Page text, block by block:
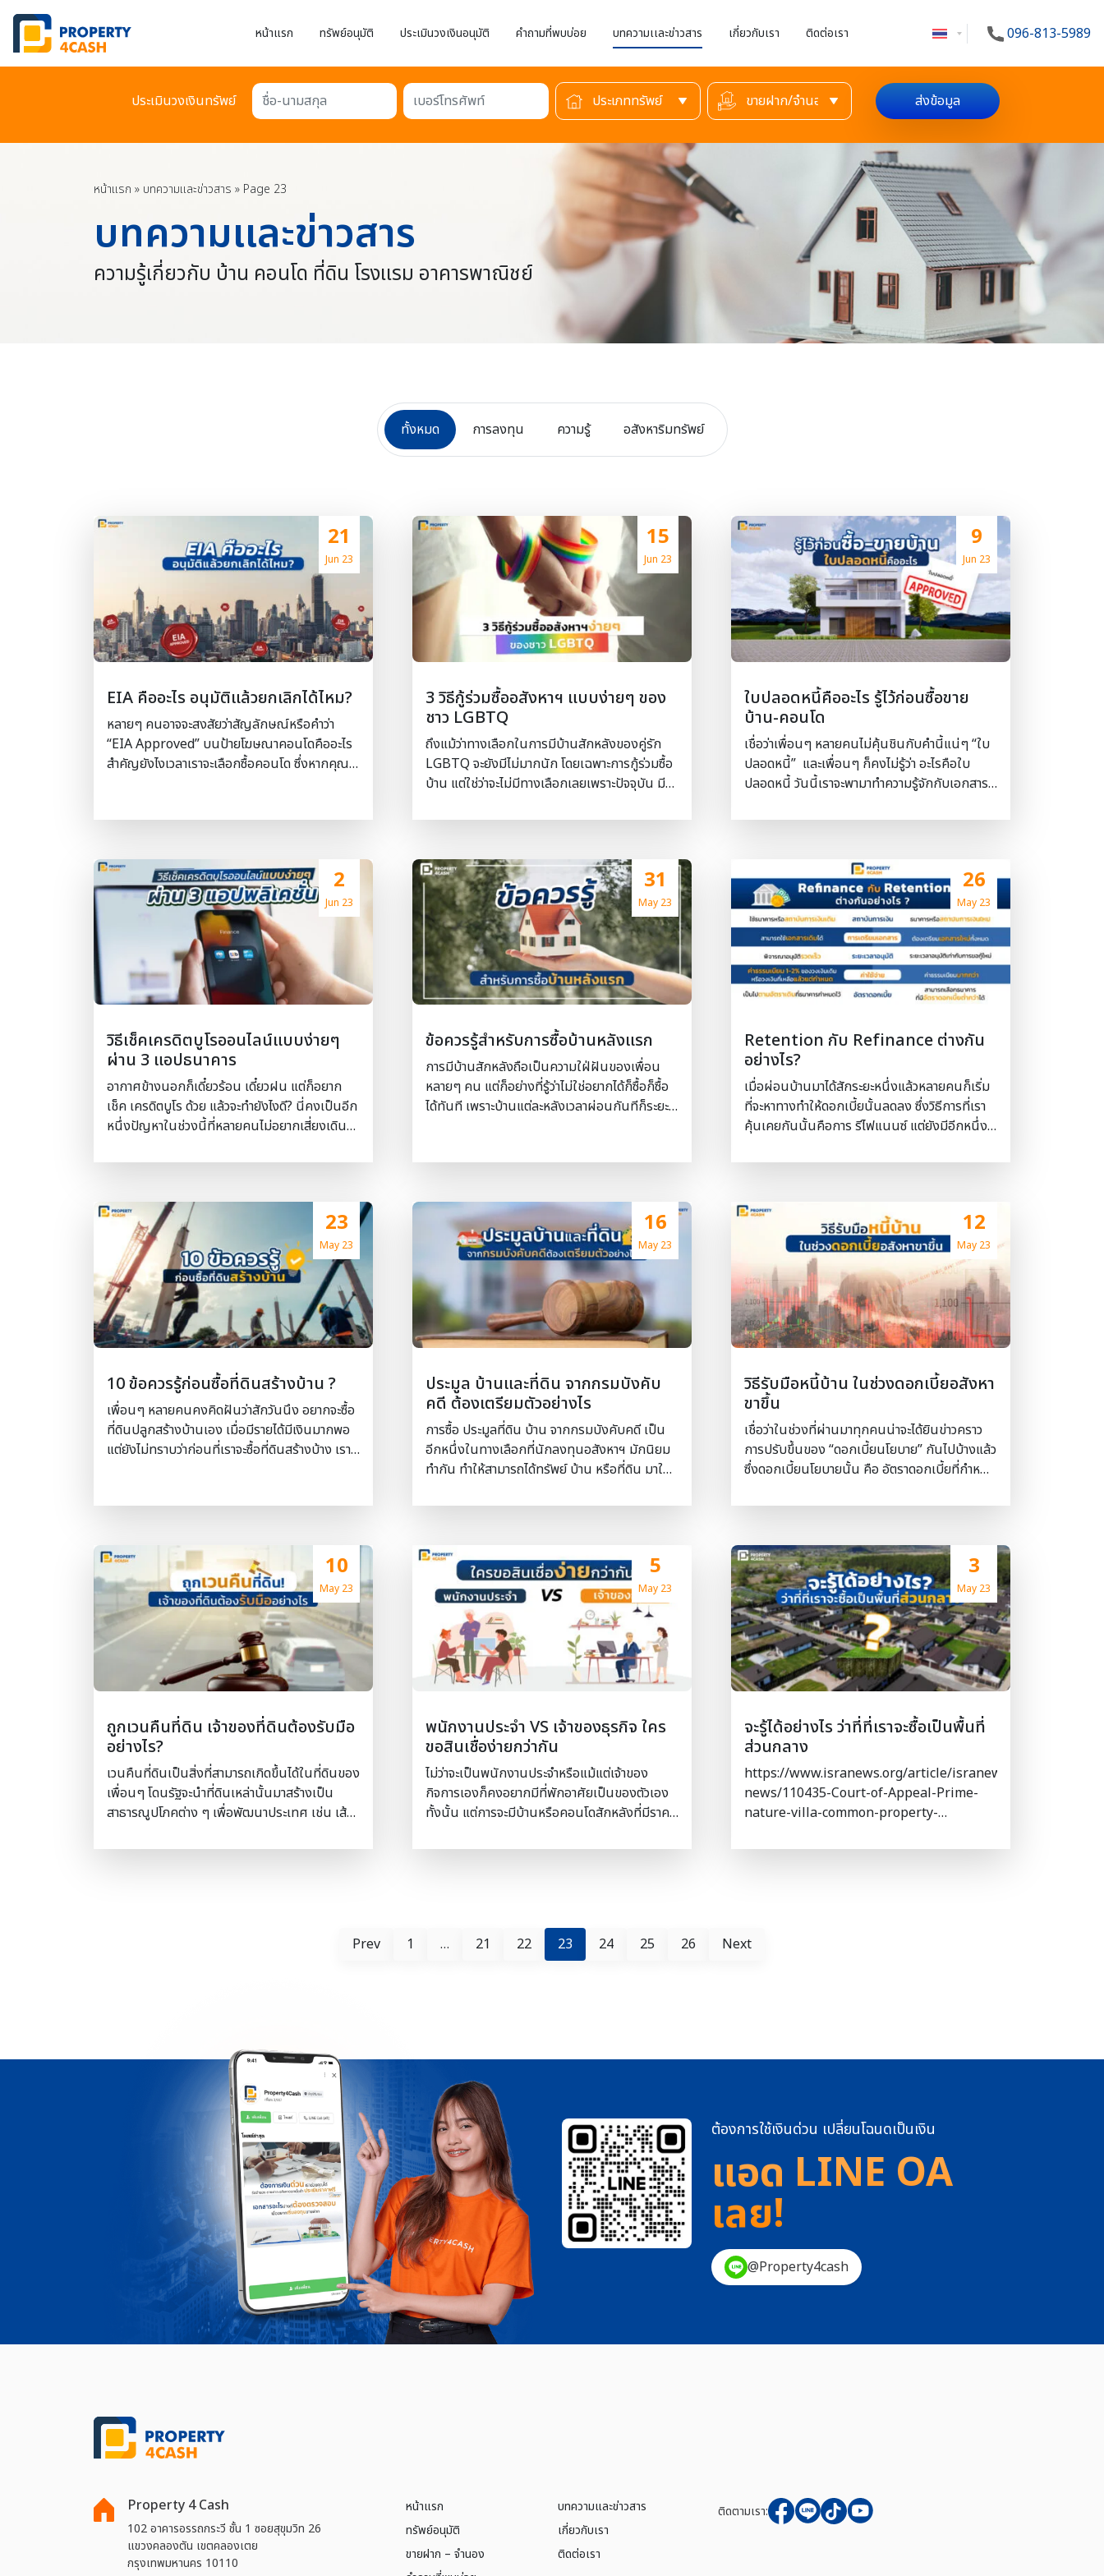
หน้าแรก ทรัพย์อนุมัติ ประเมินวงเงินอนุมัติ คำถามที่พบบ่อย บทความเเละข่าวสาร เกี่ยวกับเรา ติดต่อเรา 096-813-5989
ประเมินวงเงินทรัพย์ ชื่อ-นามสกุล เบอร์โทรศัพท์ ส่งข้อมูล
หน้าแรก » บทความเเละข่าวสาร » Page 23
บทความเเละข่าวสาร
ความรู้เกี่ยวกับ บ้าน คอนโด ที่ดิน โรงเเรม อาคารพาณิชย์
ทั้งหมด การลงทุน ความรู้ อสังหาริมทรัพย์
21
Jun 23
EIA คืออะไร อนุมัติแล้วยกเลิกได้ไหม?
หลายๆ คนอาจจะสงสัยว่าสัญลักษณ์หรือคำว่า
“EIA Approved” บนป้ายโฆษณาคอนโดคืออะไร
สำคัญยังไงเวลาเราจะเลือกซื้อคอนโด ซึ่งหากคุณ
เราลองมาทำความเข้าใจเรื่องของEIA กับโครงการ
EIA ย่อมาจาก Environmental Impact
Assessment Report หรือการทำรายงาน
วิเคราะห์ผลกระทบสิ่งแวดล้อม ที่จะเกิดขึ้นเวลาที่มี
Developer ตั้งใจจะสร้างโครงการขึ้นมาสัก
โครงการหนึ่ง ว่าโครงการนั้นจะกระทบกับชีวิตและ
ความเป็นอยู่ของผู้คนที่อยู่รอบ ๆ โครงการไหม จะ
ทำให้วิถีชีวิตของคนในชุมชน รวมถึงผู้คนที่ต้องใช้
อาคารข้างเคียง ดีขึ้นหรือแย่ลงยังไง ทั้งในระหว่าง
ซึ่งรายงานวิเคราะห์ผลกระทบ หรือEIA จะดูทั้งหมด
4 ด้าน คือ – ทรัพยากรกายภาพ เป็นการศึกษาถึง
ผลกระทบ เช่น ดิน น้ำ อากาศ เสียง ว่าจะมี การ
เปลี่ยนแปลงอย่างไรบ้าง – ทรัพยากรชีวภาพ การ
ศึกษาถึงการเปลี่ยนแปลงในด้านต่างๆ ที่มีต่อ
ระบบนิเวศน์ เช่น ป่าไม้ สัตว์ป่า สัตว์น้ำ ปะการัง
เป็นต้น – คุณค่าการ […]
15
Jun 23
3 วิธีกู้ร่วมซื้ออสังหาฯ แบบง่ายๆ ของ
ชาว LGBTQ
ถึงแม้ว่าทางเลือกในการมีบ้านสักหลังของคู่รัก
LGBTQ จะยังมีไม่มากนัก โดยเฉพาะการกู้ร่วมซื้อ
บ้าน แต่ใช่ว่าจะไม่มีทางเลือกเลยเพราะปัจจุบัน มี
ซื้อบ้านได้ ลองมาดูรายละเอียดว่าคู่รัก LGBTQ จะ
อนุมัติสินเชื่อบ้าน กรณีกู้ร่วมเพศเดียวกัน
ปัจจุบันกลุ่ม LGTBQ ถือเป็นผู้บริโภคที่มีการ
เติบโตอย่างต่อเนื่อง จึงมีหลายธนาคารที่สามารถ
อนุมัติการ กู้ร่วม ของคนกลุ่มนี้ได้ นั่นคือ –
ธนาคารกสิกร – ธนาคารออมสิน – ธนาคารธน
ชาติ – ธนาคารยูโอบี – ธนาคารกรุงเทพ –
ธนาคารทหารไทย – ธนาคารไทยพาณิชย์ –
ธนาคารกรุงศรีฯ – ธนาคารสแตนดาร์ดชาร์เตอร์ด
คุณสมบัติพื้นฐานของที่ผู้ยื่นกู้ร่วมที่เหมือนกันมี
ดังนี้ – ผู้กู้เป็นบุคคลธรรมดา สัญชาติไทย – ผู้กู้
อายุ 20 ปีบริบูรณ์ขึ้นไป แต่ไม่เกิน 65 ปี – ไม่เคย
เป็นลูกหนี้ปรับโครงสร้างหนี้ของสถาบันการเงิน
9
Jun 23
ใบปลอดหนี้คืออะไร รู้ไว้ก่อนซื้อขาย
บ้าน-คอนโด
เชื่อว่าเพื่อนๆ หลายคนไม่คุ้นชินกับคำนี้แน่ๆ “ใบ
ปลอดหนี้” และเพื่อนๆ ก็คงไม่รู้ว่า อะไรคือใบ
ปลอดหนี้ วันนี้เราจะพามาทำความรู้จักกับเอกสารนี้
สำหรับคนที่อยากจะซื้อ ขาย’ บ้านและคอนโด ใบ
เกี่ยวกับการชำระเงินค่าส่วนกลางในการอยู่อาศัย
ในคอนโดมิเนียมและหมู่บ้านจัดสรร ซึ่งถ้าขาด
เอกสารตัวนี้ไป จะทำให้เราไม่สามารถทำธุรกรรม
การโอนกรรมสิทธิ์ที่กรมที่ดินได้ หรือพูดให้เข้าใจ
ง่ายๆ ก็คือ ไม่สามารถซื้อขายได้นั่นเอง ใครต้อง
เป็นคนขอและต้องขออย่างไร ผู้ขายจะต้องเป็นผู้
ดำเนินการขอเอกสารที่สำนักงานนิติบุคคลนั้นๆ
เพื่อจัดการค่าใช้จ่ายค้างชำระ (ถ้ายังไม่จ่ายค่าชำระ)
เวลาในการออกเอกสารที่ยาวนานกว่า ขึ้นอยู่แต่ละ
กรณีที่แตกต่างกันไป เอกสารที่ต้องเตรียม สำเนา
ทะเบียนบ้านผู้ซื้อ-ผู้ขาย อย่างละ 1 ชุด สำเนาบัตร
ประชาชนผู้ซื้อ-ผู้ขาย อย่างละ 1 ชุด สำเนาโฉนด
หน้า-หลัง สัญญาซื้อขาย ที่มีการระบุชื่อผู้ซื้อและผู้
ขายชัดเจน หากชื่อหรือนามสกุลของผู้ซื้อหรือผู้
ขายไม่ตรงกัน ให้นำใบเปลี่ยนชื่อหรือใบเปลี่ย […]
2
Jun 23
วิธีเช็คเครดิตบูโรออนไลน์แบบง่ายๆ
ผ่าน 3 แอปธนาคาร
อากาศข้างนอกก็เดี๋ยวร้อน เดี๋ยวฝน แต่ก็อยาก
เช็ค เครดิตบูโร ด้วย แล้วจะทำยังไงดี? นี่คงเป็นอีก
หนึ่งปัญหาในช่วงนี้ที่หลายคนไม่อยากเสี่ยงเดิน
สภาพอากาศที่ไม่คงที่เดี๋ยวร้อน เดี่ยวฝน ตามกัน
ง่ายๆ ผ่าน 3 แอพธนาคารกันค่ะ ทำได้ง่ายๆ ตลอด
24 ชั่วโมง และไม่ต้องออกไปเสี่ยงกับสภาพอากาศ
กันด้วยค่ะ แอปเป๋าตัง ขั้นตอนการดำเนินการ –
เข้าสู่แอป เป๋าตัง คลิกที่ “เป๋าตังเปย์” – เลือก
“ตรวจเครดิตบูโร” – ประชาชนสามารถเลือก
รายงานข้อมูลได้ 2 ประเภท คือ ข้อมูลเครดิต
ข้อมูลเครดิตและคะแนนเครดิต (เครดิตสกอริ่ง) ผู้
ใช้บริการสามารถตรวจข้อมูลเครดิตและเครดิตสก
รูปแบบอิเล็กทรอนิกส์ (NCB e-Credit Report)
ทางอีเมลได้ภายใน 24 ชั่วโมง – รับรายงานทาง
ไปรษณีย์ลงทะเบียน (ภายใน 7 วันทำการ) แอป
“TTB TOUCH” เข้าแอป ttb touch – กดเมนู
สอบข้อมูลแล้วกดยืนยัน – ชำระธรรมเนียมจ […]
31
May 23
ข้อควรรู้สำหรับการซื้อบ้านหลังแรก
การมีบ้านสักหลังถือเป็นความใฝ่ฝันของเพื่อน
หลายๆ คน แต่ก็อย่างที่รู้ว่าไม่ใช่อยากได้ก็ซื้อก็ซื้อ
ได้ทันที เพราะบ้านแต่ละหลังเวลาผ่อนกันทีก็ระยะ
เพื่อให้สามารถตัดสินใจได้ง่ายขึ้น และสำคัญ
อีกด้วย วันนี้เราจะไปหาคำตอบกับ ข้อควรรู้สำหรับ
การซื้อ บ้านหลังแรก และคอนโดหลังแรก จะ “ซื้อ
บ้านหลังแรก” มีอะไรต้องรู้บ้าง ? 1.ลักษณะบ้านที่
ตอบโจทย์ – บ้านเดี่ยว มีลักษณะเป็นหลังเดียว มี
รั้วกั้นระหว่างเพื่อนบ้าน มีพื้นที่ใช้สอย ได้ความ
สงบ เป็นส่วนตัว แต่มีราคาสูง – บ้านแฝด จะคล้าย
กับบ้านเดี่ยวแต่มีบางส่วนของบ้านฝั่งหนึ่งชิดกับ
เพื่อนบ้านและใช้งานร่วมกัน เช่น หลังคาโรงรถ
พื้นที่ใช้สอยในระดับหนึ่ง แต่ความเป็นส่วนตัวน้อย
ลง ราคาถูกกว่าบ้านเดี่ยว – ทาวน์โฮม / ทาวน์เฮาส์
บ้านลักษณะนี้จะมีผนัง 2 ฝั่งชิดกับเพื่อนบ้าน
พื้นที่ใช้สอยจึงมีจำกัด แต่ราคาจะถูกกว่าบ้านเดี่ยว
และบ้านแฝดพอสมควร – อาคารพาณิชย์ หรื […]
26
May 23
Retention กับ Refinance ต่างกัน
อย่างไร?
เมื่อผ่อนบ้านมาได้สักระยะหนึ่งแล้วหลายคนก็เริ่ม
ที่จะหาทางทำให้ดอกเบี้ยนั้นลดลง ซึ่งวิธีการที่เรา
คุ้นเคยกันนั้นคือการ รีไฟแนนซ์ แต่ยังมีอีกหนึ่ง
แล้วทั้ง 2 วิธีนี้แตกต่างกันอย่างไร มาดูกันเลยค่ะ
ธนาคารเดิม ในขณะที่ รีไฟแนนซ์ เป็นการนำที่อยู่
อาศัยที่ผู้กู้ผ่อนชำระอยู่ มาเป็นหลักทรัพย์ค้ำ
ประกัน เพื่อขอสินเชื่อใหม่มาปิดหนี้ยอดเงินกู้เดิม
ที่ยังเหลืออยู่ ทำให้หนี้ของเรากับเจ้าหนี้ ซึ่งก็คือ
ธนาคารหรือสถาบันการเงินเดิมนั้นสิ้นสุดลง
พร้อม ๆ กับการเกิดขึ้นของหนี้ใหม่กับธนาคาร
หรือสถาบันการเงินใหม่ ซึ่งข้อแตกต่างสามารถ
แบ่งได้ตามนี้ #สถาบันการเงิน Retention จะใช้
การเงินใหม่ Refinance จะต้องหาธนาคารหรือ
สถาบันการเงินใหม่ #การเตรียมเอกสาร
Retention ไม่ต้องยุ่งยากในการเตรียมเอกสาร
เนื่องจากธนาคารสามารถใช้เอกสารเดิมหลายฉบับ
ที่ผู้กู้ใช้ยื่นขอสินเชื่อ Refinance เนื่องจากเป็น
ยมเอกสารใหม่ทั้งหมด #ระยะเวลาอนุมัติ
23
May 23
10 ข้อควรรู้ก่อนซื้อที่ดินสร้างบ้าน ?
เพื่อนๆ หลายคนคงคิดฝันว่าสักวันนึง อยากจะซื้อ
ที่ดินปลูกสร้างบ้านเอง เมื่อมีรายได้มีเงินมากพอ
แต่ยังไม่ทราบว่าก่อนที่เราจะซื้อที่ดินสร้างบ้าง เรา
ที่ดิน สร้างบ้าน ?กันค่ะ 10 ข้อควรรู้ก่อนซื้อที่ดิน
เอง ควรเดินทางลงพื้นที่จริงไปสำรวจ ตรวจดูที่ดิน
แปลงที่จะซื้อด้วยตัวเองให้เห็นกับตา ว่าที่เห็นที่ดิน
แปลงนี้จากในรูปนั้น สวย ติดถนน ทำเลทอง จริง
หรือไม่ และที่สำคัญผู้ซื้อต้องให้ผู้ขายเอาโฉนดมา
ให้ตรวจดูว่าที่พามาดูนั้นเป็นที่ดินแปลงเดียวกันกับ
ในโฉนดหรือไม่ เพื่อตรวจและระวังเอาไว้ เพราะบาง
ครั้งผู้ขายที่เจตนาหลอกลวงมาตั้งแต่แรกจะพามาดู
ที่ดิน ที่ไม่ตรงกับโฉนดเนื่องจากที่ในโฉนดทำเลที่
ที่สำนักงานที่ดิน ผู้ซื้อจำเป็นต้องเช็คให้ชัวร์ ด้วย
การเดินทางไปเช็คกับสำนักงานที่ดินแผนกรังวัด
ที่ดิน ว่าที่ดินแปลงที่ต้องการจะซื้อนั้นตรงกับเลขที่
โฉนดหรือไม่ ใช่แปลงเดียวกันหรือเปล่า ขอข้อมูล
ขนาดเนื้อที่ ตำแหน่งที่ดิน สอบถามตรวจสอบว […]
16
May 23
ประมูล บ้านและที่ดิน จากกรมบังคับ
คดี ต้องเตรียมตัวอย่างไร
การซื้อ ประมูลที่ดิน บ้าน จากกรมบังคับคดี เป็น
อีกหนึ่งในทางเลือกที่นักลงทุนอสังหาฯ มักนิยม
ทำกัน ทำให้สามารถได้ทรัพย์ บ้าน หรือที่ดิน มาใน
นั้นไม่ใช่เรื่องง่ายๆ เลย เพราะต้องมีทั้งขั้นตอน
เพื่อนๆ คนไหนที่กำลังสนใจประมูลบ้าน หรือที่ดิน
กรมบังคับคดี ลองมาเริ่มทำความรู้จักขั้นตอนต่าง
ๆ เหล่านี้ได้เลย การ ประมูลที่ดิน และบ้านกรม
บังคับคดีคืออะไร การประมูล คือ การเสนอราคา
แข่งขันกันในการจะได้ทรัพย์นั้นๆมาครอบครอง
ไม่ว่าจะเป็นบ้าน คอนโด ทาวน์เฮ้าส์ ทาวน์โฮม หรือ
ที่ดิน ซึ่งถูกยึดมาจากเจ้าของบ้านเดิม เนื่องจาก
เจ้าของบ้านเดิมเป็นลูกหนี้ของทางธนาคาร บริษัท
นั้นกรมบังคับคดีจึงต้องดำเนินการเป็นตัวกลาง
นำทรัพย์สินเหล่านั้นออกมาประมูลขายทอดตลาด
เพื่อนำเงินที่ได้จากการขายนี้ไปชำระคืนหนี้ตาม
กฎหมาย ขั้นตอนในการเตรียมตัวประมูลบ้านและ
ที่ดินกรมบังคับคดี หาอสังหาริมทรัพย์ที่สนใจ โดย
จะสามารถเลือกจังหวัด อำเภอ ตำบล และประเภท
12
May 23
วิธีรับมือหนี้บ้าน ในช่วงดอกเบี้ยอสังหา
ขาขึ้น
เชื่อว่าในช่วงที่ผ่านมาทุกคนน่าจะได้ยินข่าวคราว
การปรับขึ้นของ “ดอกเบี้ยนโยบาย” กันไปบ้างแล้ว
ซึ่งดอกเบี้ยนโยบายนั้น คือ อัตราดอกเบี้ยที่กำหนด
อัตราดอกเบี้ยของธนาคารพาณิชย์ในประเทศ
เพิ่มขึ้น ย่อมส่งผลกระทบโดยตรง กับทั้งภาค
ประชาชนและภาคธุรกิจไม่มากก็น้อย ซึ่งในที่สุด
แล้วย่อมส่งผลมาถึงภาระการผ่อนบ้าน กล่าวคือ
อัตราดอกเบี้ยสินเชื่อบ้านก็จะสูงขึ้นอย่างหลีกเลี่ยง
ไม่ได้ และเราจะมีวิธีไหนมาช่วยลดภาระ ดอกเบี้ย
อสังหา ได้บ้าง ไปดูกันเลยค่ะ ก่อนอื่นมาทำความ
เข้าใจคำว่า “ดอกเบี้ยบ้าน” กันก่อนดีกว่าค่ะ โดย
ธนาคารแห่งประเทศได้ให้คำจำกัดความของ
สำหรับที่อยู่อาศัย ไม่ว่าจะเป็นบ้านเดี่ยว บ้านแฝด
ทาวน์โฮม คอนโด อาคารพาณิชย์ หรือแม้แต่ที่ดิน
โดยจะแบ่งการคำนวณดอกเบี้ยเป็น 2 รูปแบบคือ
อัตราดอกเบี้ยเงินกู้แบบคงที่ (Fixed Rate) อัตรา
ดอกเบี้ยเงินกู้ที่กำหนดตัวเลขเฉพาะตลอดอายุ
สัญญาเงินกู้ หรือในระยะเวลาที่กำหนด โดยจะไม่
ขึ้นหรือลงตามสภาวะเศรษฐกิจ อัตราดอกเบี้ยเงินกู้
10
May 23
ถูกเวนคืนที่ดิน เจ้าของที่ดินต้องรับมือ
อย่างไร?
เวนคืนที่ดินเป็นสิ่งที่สามารถเกิดขึ้นได้ในที่ดินของ
เพื่อนๆ โดนรัฐจะนำที่ดินเหล่านั้นมาสร้างเป็น
สาธารณูปโภคต่าง ๆ เพื่อพัฒนาประเทศ เช่น เส้น
มวลชนที่มีแผนพัฒนาอีกยาวไกลในอนาคต
สำหรับการ ถูกเวนคืนที่ดิน เจ้าของที่ดินต้องรับมือ
สร้างถนน สร้างทางด่วน มอเตอร์เวย์ หรือ สร้าง
สถานีรถไฟฟ้า เป็นต้น ขั้นตอนการเวนคืนที่ดิน
ของภาครัฐ รัฐจะประกาศพื้นที่ที่อยู่ในเขตแนว
เวนคืนที่ดิน เจ้าหน้าที่จะเข้าดำเนินการสำรวจว่า
อสังหาริมทรัพย์ใดบ้าง ที่อยู่ในเขตพื้นที่เวนคืน
ที่ดิน รัฐจะกำหนดราคาเวนคืนของอสังหาริมทรัพย์
และที่ดินในพื้นที่เวนคืนพิจารณาจากสภาพ และ
ทำเลที่ตั้งของที่ดินด้วย และถ้าต้องเวนคืนเพียง
บางส่วนของที่ดิน แล้วส่งผลให้ […]
5
May 23
พนักงานประจำ VS เจ้าของธุรกิจ ใคร
ขอสินเชื่อง่ายกว่ากัน
ไม่ว่าจะเป็นพนักงานประจำหรือแม้แต่เจ้าของ
กิจการเองก็คงอยากมีที่พักอาศัยเป็นของตัวเอง
ทั้งนั้น แต่การจะมีบ้านหรือคอนโดสักหลังที่มีราคา
ถึงแม้ช่วงนี้เหล่า Developer จะออกโปรโมชั่น
พนักงานประจำกับเจ้าของกิจการ ธนาคารจะมีหลัก
การพิจารณาที่แตกต่างกันไหม ธนาคารจะขอ
การเตรียมเอกสารจะแบ่งออกเป็น 2 ส่วนคือ
เอกสารทั่วไป 1. สำเนาบัตรประชาชน บัตร
ข้าราชการ หรือหนังสือเดินทาง 2. สำเนาทะเบียน
บ้าน 3. สำเนาทะเบียนสมรส/ใบหย่า/ใบมรณะ
บัตร/ใบแจ้งความแยกกันอยู่ 4. สำเนาใบเปลี่ยน
ชื่อ/นามสกุล (ถ้ามี) เอกสารแสดงรายได้ ซึ่งส่วนนี้
เอกสารที่ต้องเตรียมระหว่าง พนักงานประ […]
3
May 23
จะรู้ได้อย่างไร ว่าที่ที่เราจะซื้อเป็นพื้นที่
ส่วนกลาง
https://www.isranews.org/article/isranews-
news/110435-Court-of-Appeal-Prime-
nature-villa-common-property-
เห็นว่า การซื้อขายที่ดินในหมู่บ้านจัดสรร พื้นที่ที่
หรือคอนโดฯ เช่น สนามหญ้า สระว่ายน้ำ lake
การโฆษณาในสื่อ หรือที่เซลล์โฆษณาขาย ว่าพื้นที่ที่
เป็นพื้นที่ส่วนกลางหรือไม่ (ในผังพื้นที่ขายส่วน
ใหญ่ จะระบุว่าพื้นที่ตรงไหน คือ พื้นที่ส […]
Prev 1 … 21 22 23 24 25 26 Next
ต้องการใช้เงินด่วน เปลี่ยนโฉนดเป็นเงิน
แอด LINE OA
เลย!
@Property4cash
Property 4 Cash
102 อาคารอรรถกระวี ชั้น 1 ซอยสุขุมวิท 26
แขวงคลองตัน เขตคลองเตย
กรุงเทพมหานคร 10110
หน้าแรก
ทรัพย์อนุมัติ
ขายฝาก – จำนอง
บทความและข่าวสาร
เกี่ยวกับเรา
ติดต่อเรา
ติดตามเรา: